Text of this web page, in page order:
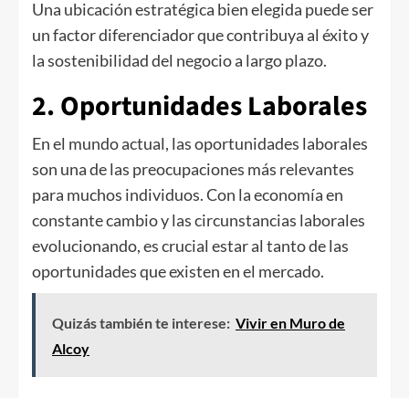
Una ubicación estratégica bien elegida puede ser
un factor diferenciador que contribuya al éxito y
la sostenibilidad del negocio a largo plazo.
2. Oportunidades Laborales
En el mundo actual, las oportunidades laborales
son una de las preocupaciones más relevantes
para muchos individuos. Con la economía en
constante cambio y las circunstancias laborales
evolucionando, es crucial estar al tanto de las
oportunidades que existen en el mercado.
Quizás también te interese: Vivir en Muro de
Alcoy